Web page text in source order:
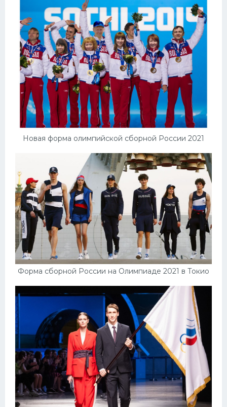
Новая форма олимпийской сборной России 2021
Форма сборной России на Олимпиаде 2021 в Токио